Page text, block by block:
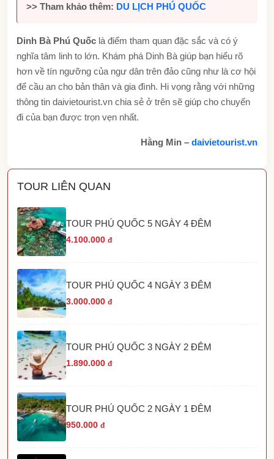
>> Tham khảo thêm: DU LỊCH PHÚ QUỐC
Dinh Bà Phú Quốc là điểm tham quan đặc sắc và có ý
nghĩa tâm linh to lớn. Khám phá Dinh Bà giúp bạn hiểu rõ
hơn về tín ngưỡng của ngư dân trên đảo cũng như là cơ hội
để cầu an cho bản thân và gia đình. Hi vọng rằng với những
thông tin daivietourist.vn chia sẻ ở trên sẽ giúp cho chuyến
đi của bạn được trọn vẹn nhất.
Hằng Min – daivietourist.vn
TOUR LIÊN QUAN
TOUR PHÚ QUỐC 5 NGÀY 4 ĐÊM
4.100.000 đ
TOUR PHÚ QUỐC 4 NGÀY 3 ĐÊM
3.000.000 đ
TOUR PHÚ QUỐC 3 NGÀY 2 ĐÊM
1.890.000 đ
TOUR PHÚ QUỐC 2 NGÀY 1 ĐÊM
950.000 đ